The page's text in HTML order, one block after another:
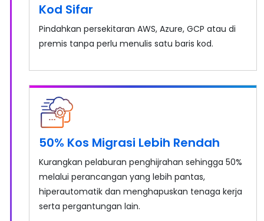
Kod Sifar
Pindahkan persekitaran AWS, Azure, GCP atau di
premis tanpa perlu menulis satu baris kod.
50% Kos Migrasi Lebih Rendah
Kurangkan pelaburan penghijrahan sehingga 50%
melalui perancangan yang lebih pantas,
hiperautomatik dan menghapuskan tenaga kerja
serta pergantungan lain.